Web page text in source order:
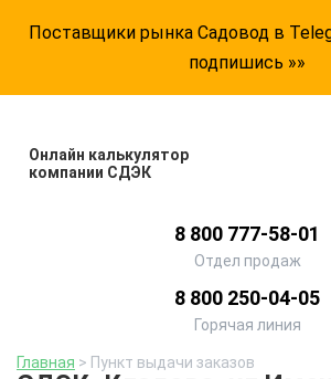
Поставщики рынка Садовод в
подпишись »»
Онлайн калькулятор
компании СДЭК
8 800 777-58-01
Отдел продаж
8 800 250-04-05
Горячая линия
Главная > Пункт выдачи заказов